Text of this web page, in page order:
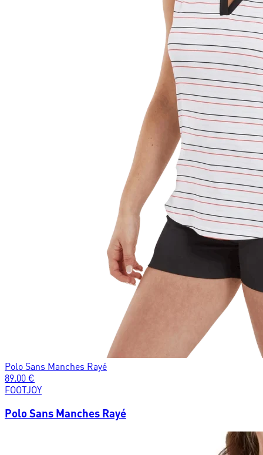
Polo Sans Manches Rayé
89.00 €
FOOTJOY
Polo Sans Manches Rayé